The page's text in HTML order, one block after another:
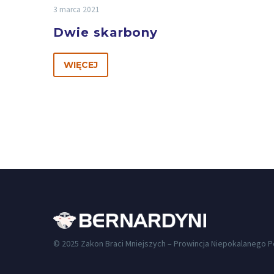
3 marca 2021
Dwie skarbony
WIĘCEJ
© 2025 Zakon Braci Mniejszych – Prowincja Niepokalanego